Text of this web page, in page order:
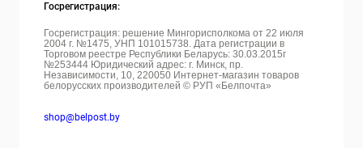
Госрегистрация:
Госрегистрация: решение Мингорисполкома от 22 июля
2004 г. №1475, УНП 101015738. Дата регистрации в
Торговом реестре Республики Беларусь: 30.03.2015г
№253444 Юридический адрес: г. Минск, пр.
Независимости, 10, 220050 Интернет-магазин товаров
белорусских производителей © РУП «Белпочта»
shop@belpost.by